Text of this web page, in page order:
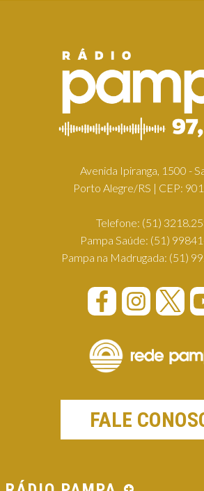
Avenida Ipiranga, 1500 -
Porto Alegre/RS | CEP:
Telefone: (51)
Pampa Saúde: (51)
Pampa na Madrugada: (51)
FALE